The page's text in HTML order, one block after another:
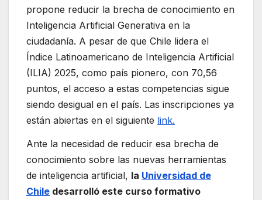
propone reducir la brecha de conocimiento en
Inteligencia Artificial Generativa en la
ciudadanía. A pesar de que Chile lidera el
Índice Latinoamericano de Inteligencia Artificial
(ILIA) 2025, como país pionero, con 70,56
puntos, el acceso a estas competencias sigue
siendo desigual en el país. Las inscripciones ya
están abiertas en el siguiente link.
Ante la necesidad de reducir esa brecha de
conocimiento sobre las nuevas herramientas
de inteligencia artificial, la Universidad de
Chile desarrolló este curso formativo